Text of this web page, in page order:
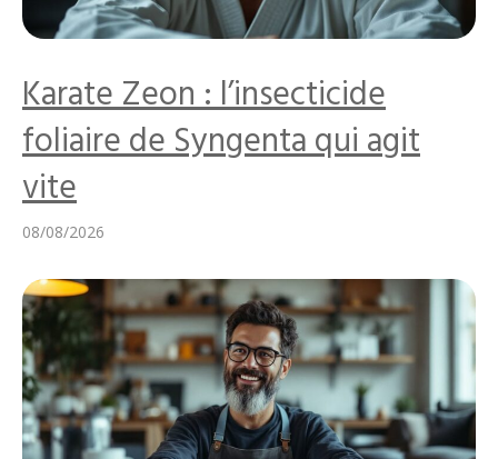
Karate Zeon : l’insecticide
foliaire de Syngenta qui agit
vite
08/08/2026